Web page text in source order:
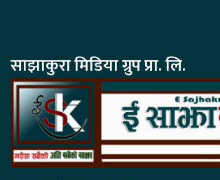
साझाकुरा मिडिया ग्रुप प्रा. लि.